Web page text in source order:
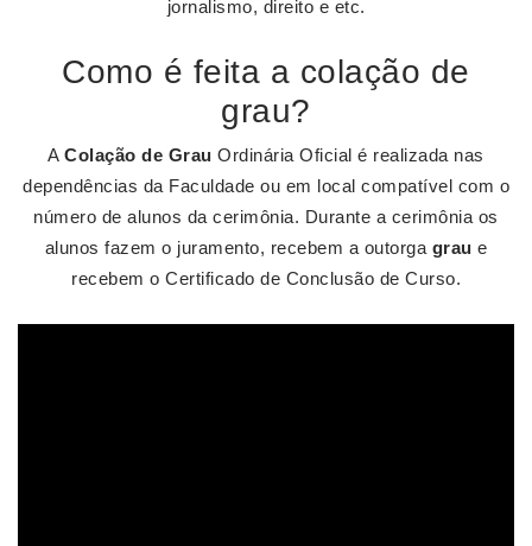
jornalismo, direito e etc.
Como é feita a colação de
grau?
AColação de Grau Ordinária Oficial é realizada nas
dependências da Faculdade ou em local compatível com o
número de alunos da cerimônia. Durante a cerimônia os
alunos fazem o juramento, recebem a outorga grau e
recebem o Certificado de Conclusão de Curso.